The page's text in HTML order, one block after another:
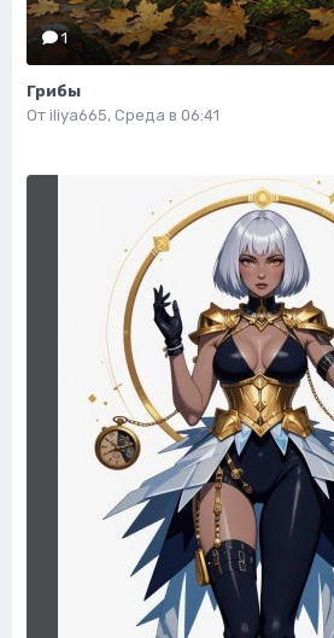
1
Грибы
От iliya665, Среда в 06:41